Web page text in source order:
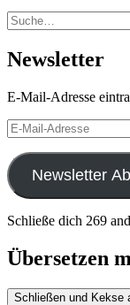
Suche
Newsletter
E-Mail-Adresse
E-
Mail-
Adresse
Newsletter
Schließe dich 269
Übersetzen